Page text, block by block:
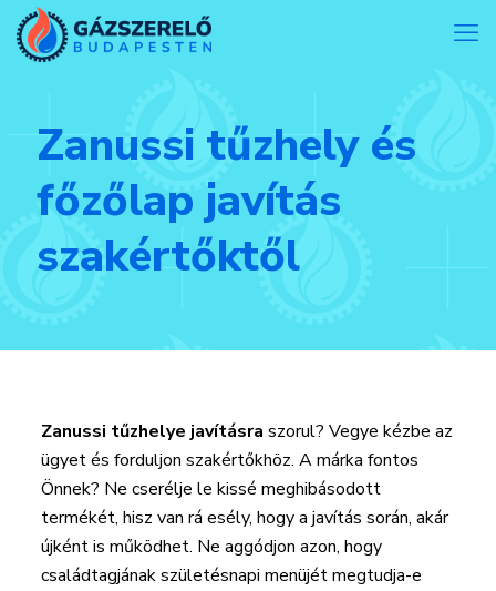
Zanussi tűzhely és
főzőlap javítás
szakértőktől
Zanussi tűzhelye javításra szorul? Vegye kézbe az
ügyet és forduljon szakértőkhöz. A márka fontos
Önnek? Ne cserélje le kissé meghibásodott
termékét, hisz van rá esély, hogy a javítás során, akár
újként is működhet. Ne aggódjon azon, hogy
családtagjának születésnapi menüjét megtudja-e